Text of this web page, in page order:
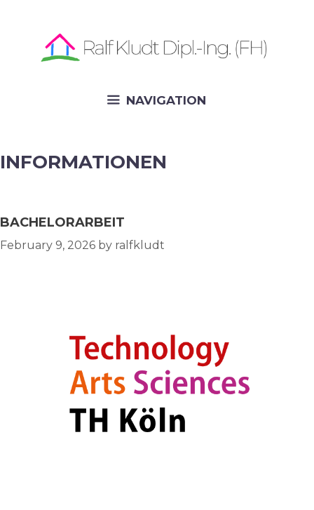
NAVIGATION
INFORMATIONEN
BACHELORARBEIT
February 9, 2026 by ralfkludt